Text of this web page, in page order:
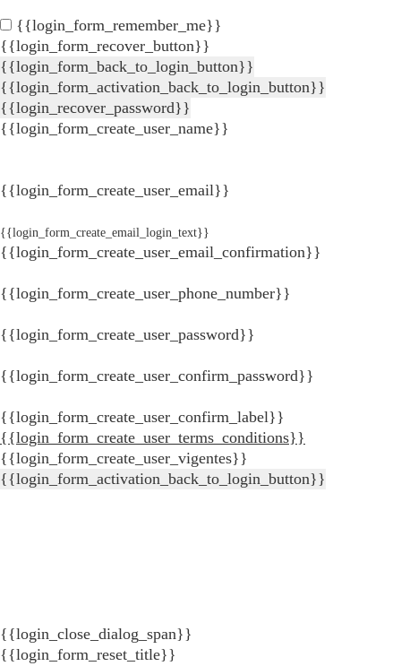
{{login_form_remember_me}}
{{login_form_recover_button}}
{{login_form_back_to_login_button}}
{{login_form_activation_back_to_login_button}}
{{login_recover_password}}
{{login_form_create_user_name}}
{{login_form_create_user_email}}
{{login_form_create_email_login_text}}
{{login_form_create_user_email_confirmation}}
{{login_form_create_user_phone_number}}
{{login_form_create_user_password}}
{{login_form_create_user_confirm_password}}
{{login_form_create_user_confirm_label}}
{{login_form_create_user_terms_conditions}}
{{login_form_create_user_vigentes}}
{{login_form_activation_back_to_login_button}}
{{login_close_dialog_span}}
{{login_form_reset_title}}